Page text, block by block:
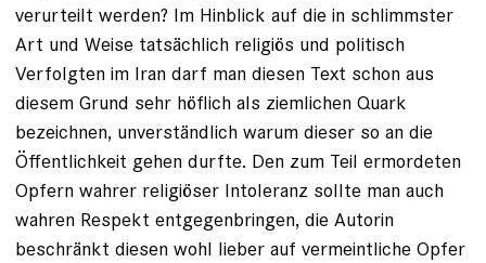
verurteilt werden? Im Hinblick auf die in schlimmster
Art und Weise tatsächlich religiös und politisch
Verfolgten im Iran darf man diesen Text schon aus
diesem Grund sehr höflich als ziemlichen Quark
bezeichnen, unverständlich warum dieser so an die
Öffentlichkeit gehen durfte. Den zum Teil ermordeten
Opfern wahrer religiöser Intoleranz sollte man auch
wahren Respekt entgegenbringen, die Autorin
beschränkt diesen wohl lieber auf vermeintliche Opfer